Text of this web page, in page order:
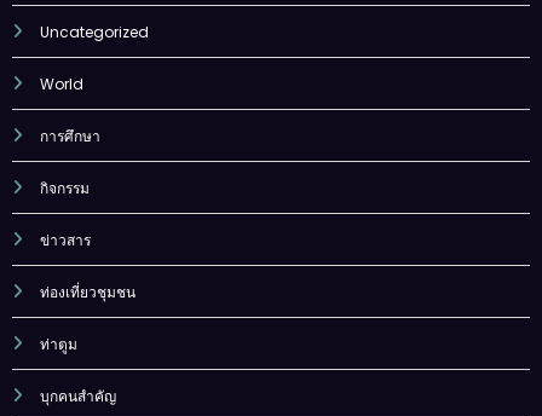
Uncategorized
World
การศึกษา
กิจกรรม
ข่าวสาร
ท่องเที่ยวชุมชน
ท่าตูม
บุกคนสำคัญ